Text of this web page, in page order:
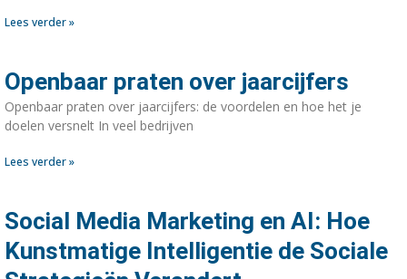
Lees verder »
Openbaar praten over jaarcijfers
Openbaar praten over jaarcijfers: de voordelen en hoe het je
doelen versnelt In veel bedrijven
Lees verder »
Social Media Marketing en AI: Hoe
Kunstmatige Intelligentie de Sociale